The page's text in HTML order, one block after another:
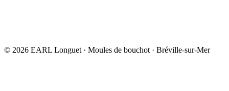
© 2026 EARL Longuet · Moules de bouchot · Bréville-sur-Mer